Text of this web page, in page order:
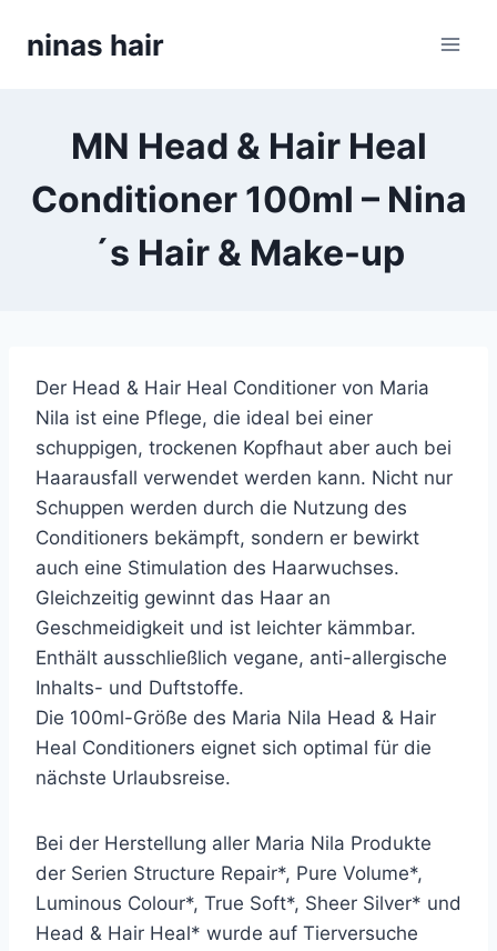
ninas hair
MN Head & Hair Heal
Conditioner 100ml – Nina
´s Hair & Make-up
Der Head & Hair Heal Conditioner von Maria
Nila ist eine Pflege, die ideal bei einer
schuppigen, trockenen Kopfhaut aber auch bei
Haarausfall verwendet werden kann. Nicht nur
Schuppen werden durch die Nutzung des
Conditioners bekämpft, sondern er bewirkt
auch eine Stimulation des Haarwuchses.
Gleichzeitig gewinnt das Haar an
Geschmeidigkeit und ist leichter kämmbar.
Enthält ausschließlich vegane, anti-allergische
Inhalts- und Duftstoffe.
Die 100ml-Größe des Maria Nila Head & Hair
Heal Conditioners eignet sich optimal für die
nächste Urlaubsreise.
Bei der Herstellung aller Maria Nila Produkte
der Serien Structure Repair*, Pure Volume*,
Luminous Colour*, True Soft*, Sheer Silver* und
Head & Hair Heal* wurde auf Tierversuche